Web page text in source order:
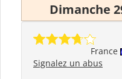
Dimanche
France
Signalez un abus